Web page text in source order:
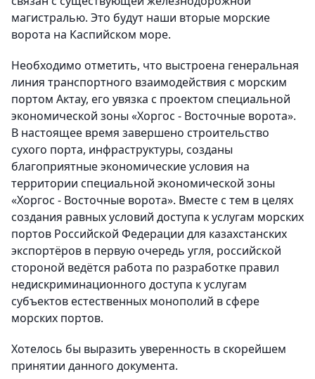
магистралью. Это будут наши вторые морские
ворота на Каспийском море.
Необходимо отметить, что выстроена генеральная
линия транспортного взаимодействия с морским
портом Актау, его увязка с проектом специальной
экономической зоны «Хоргос - Восточные ворота».
В настоящее время завершено строительство
сухого порта, инфраструктуры, созданы
благоприятные экономические условия на
территории специальной экономической зоны
«Хоргос - Восточные ворота». Вместе с тем в целях
создания равных условий доступа к услугам морских
портов Российской Федерации для казахстанских
экспортёров в первую очередь угля, российской
стороной ведётся работа по разработке правил
недискриминационного доступа к услугам
субъектов естественных монополий в сфере
морских портов.
Хотелось бы выразить уверенность в скорейшем
принятии данного документа.